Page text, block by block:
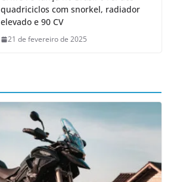
quadriciclos com snorkel, radiador
elevado e 90 CV
21 de fevereiro de 2025